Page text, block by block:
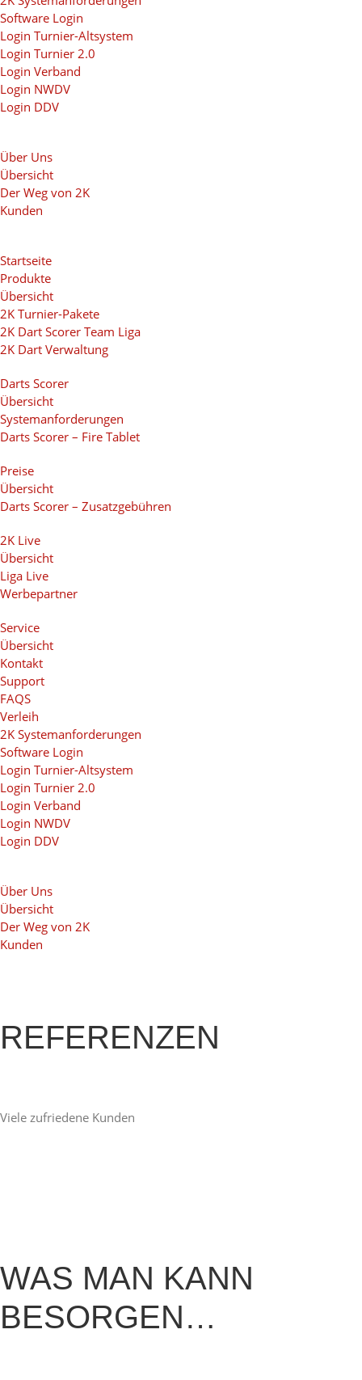
Software Login
Login Turnier-Altsystem
Login Turnier 2.0
Login Verband
Login NWDV
Login DDV
Über Uns
Übersicht
Der Weg von 2K
Kunden
Startseite
Produkte
Übersicht
2K Turnier-Pakete
2K Dart Scorer Team Liga
2K Dart Verwaltung
Darts Scorer
Übersicht
Systemanforderungen
Darts Scorer – Fire Tablet
Preise
Übersicht
Darts Scorer – Zusatzgebühren
2K Live
Übersicht
Liga Live
Werbepartner
Service
Übersicht
Kontakt
Support
FAQS
Verleih
2K Systemanforderungen
Software Login
Login Turnier-Altsystem
Login Turnier 2.0
Login Verband
Login NWDV
Login DDV
Über Uns
Übersicht
Der Weg von 2K
Kunden
REFERENZEN
Viele zufriedene Kunden
WAS MAN KANN
BESORGEN…